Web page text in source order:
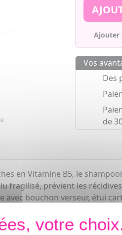
Ajouter
Vos
Des
de
en Vitamine B5, le
fragilisé, prévient les
bouchon verseur, étui